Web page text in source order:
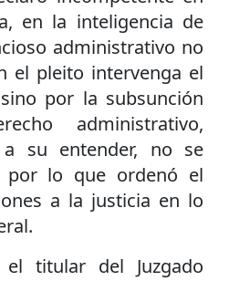
en la inteligencia de
administrativo no
el pleito intervenga el
por la subsunción
administrativo,
a su entender, no se
por lo que ordenó el
a la justicia en lo
titular del Juzgado